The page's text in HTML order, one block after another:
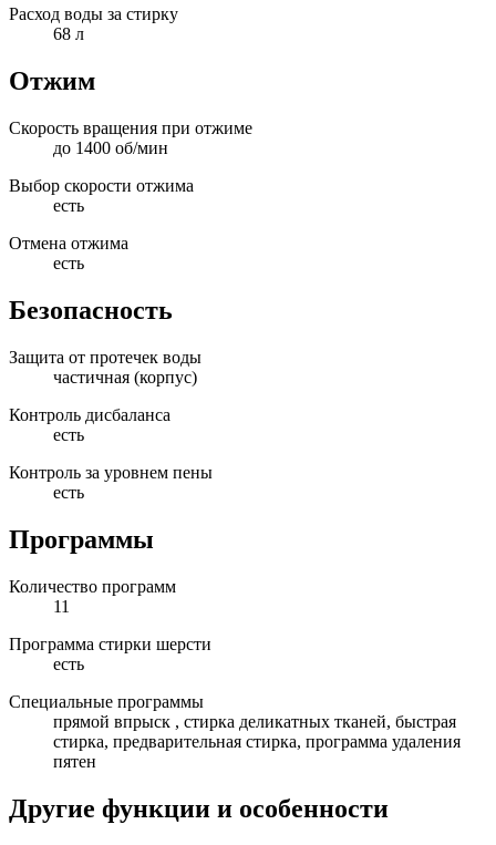
Расход воды за стирку
68 л
Отжим
Скорость вращения при отжиме
до 1400 об/мин
Выбор скорости отжима
есть
Отмена отжима
есть
Безопасность
Защита от протечек воды
частичная (корпус)
Контроль дисбаланса
есть
Контроль за уровнем пены
есть
Программы
Количество программ
11
Программа стирки шерсти
есть
Специальные программы
прямой впрыск , стирка деликатных тканей, быстрая
стирка, предварительная стирка, программа удаления
пятен
Другие функции и особенности